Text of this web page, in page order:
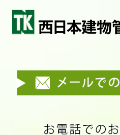
会社案内
業務案内